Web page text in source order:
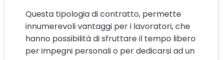
Questa tipologia di contratto, permette
innumerevoli vantaggi per i lavoratori, che
hanno possibilità di sfruttare il tempo libero
per impegni personali o per dedicarsi ad un